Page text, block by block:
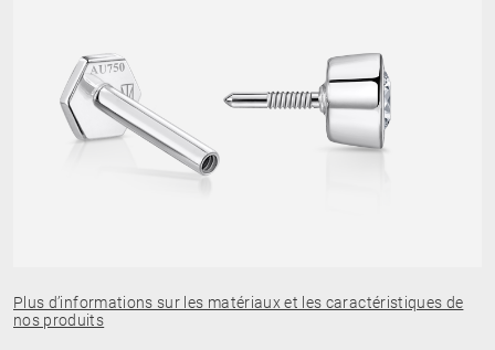
Plus d’informations sur les matériaux et les caractéristiques de
nos produits